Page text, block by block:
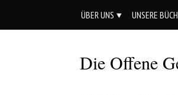
ÜBER UNS UNSERE
Die Offene